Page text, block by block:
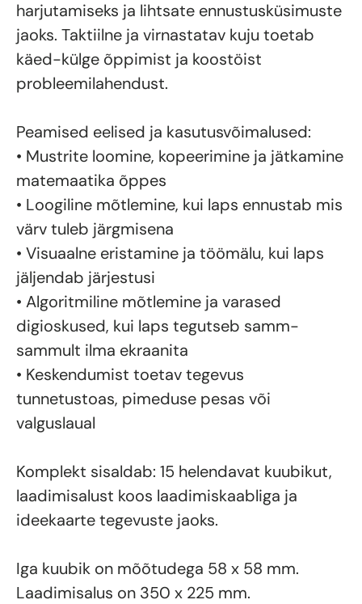
harjutamiseks ja lihtsate ennustusküsimuste
jaoks. Taktiilne ja virnastatav kuju toetab
käed-külge õppimist ja koostöist
probleemilahendust.
Peamised eelised ja kasutusvõimalused:
• Mustrite loomine, kopeerimine ja jätkamine
matemaatika õppes
• Loogiline mõtlemine, kui laps ennustab mis
värv tuleb järgmisena
• Visuaalne eristamine ja töömälu, kui laps
jäljendab järjestusi
• Algoritmiline mõtlemine ja varased
digioskused, kui laps tegutseb samm-
sammult ilma ekraanita
• Keskendumist toetav tegevus
tunnetustoas, pimeduse pesas või
valguslaual
Komplekt sisaldab: 15 helendavat kuubikut,
laadimisalust koos laadimiskaabliga ja
ideekaarte tegevuste jaoks.
Iga kuubik on mõõtudega 58 x 58 mm.
Laadimisalus on 350 x 225 mm.